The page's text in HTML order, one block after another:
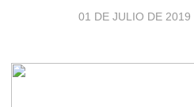
01 DE JULIO DE 2019